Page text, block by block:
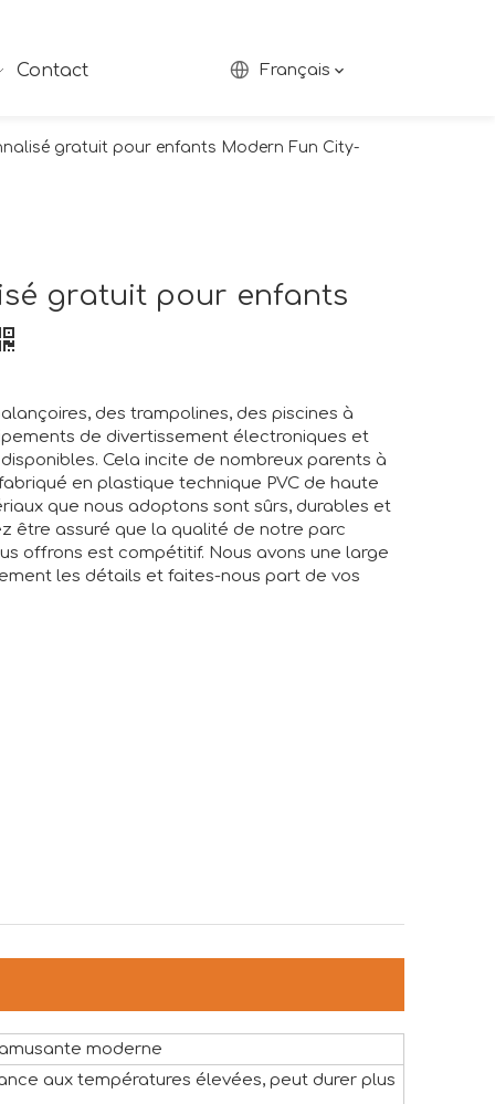
Contact Français
gratuit pour enfants Modern Fun City-
gratuit pour enfants
des trampolines, des piscines à
de divertissement électroniques et
Cela incite de nombreux parents à
en plastique technique PVC de haute
que nous adoptons sont sûrs, durables et
être assuré que la qualité de notre parc
offrons est compétitif. Nous avons une large
les détails et faites-nous part de vos
moderne
aux températures élevées, peut durer plus